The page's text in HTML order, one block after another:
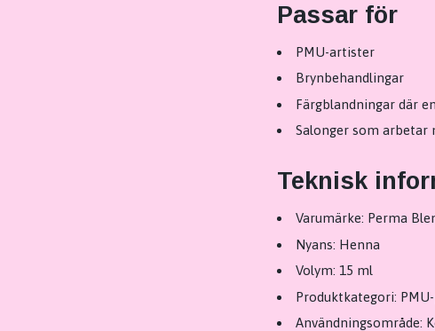
Passar för
PMU-artister
Brynbehandlingar
Färgblandningar där
Salonger som arbetar
Teknisk
Varumärke: Perma
Nyans: Henna
Volym: 15 ml
Produktkategori:
Användningsområde: